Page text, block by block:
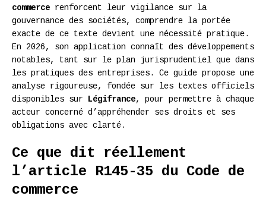
commerce renforcent leur vigilance sur la
gouvernance des sociétés, comprendre la portée
exacte de ce texte devient une nécessité pratique.
En 2026, son application connaît des développements
notables, tant sur le plan jurisprudentiel que dans
les pratiques des entreprises. Ce guide propose une
analyse rigoureuse, fondée sur les textes officiels
disponibles sur
Légifrance, pour permettre à chaque
acteur concerné d’appréhender ses droits et ses
obligations avec clarté.
Ce que dit réellement
l’article R145-35 du Code de
commerce